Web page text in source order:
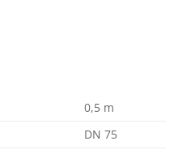
0,5 m
DN 75